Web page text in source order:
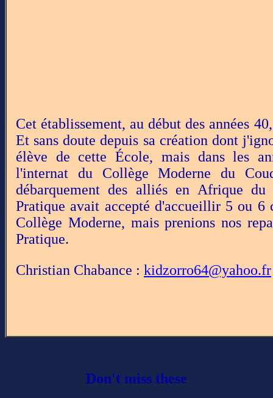
Cet établissement, au début des années
Et sans doute depuis sa création dont
élève de cette École, mais dans les
l'internat du Collège Moderne du
débarquement des alliés en Afrique
Pratique avait accepté d'accueillir 5 ou 6
Collège Moderne, mais prenions nos
Pratique.
Christian Chabance : kidzorro64@yahoo.fr
Don't miss these